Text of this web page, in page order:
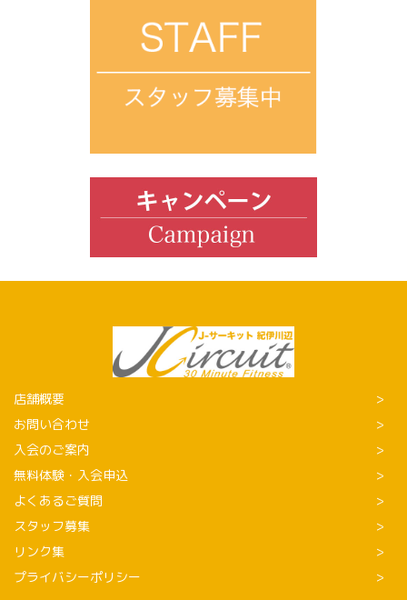
店舗概要
お問い合わせ
入会のご案内
無料体験・入会申込
よくあるご質問
スタッフ募集
リンク集
プライバシーポリシー